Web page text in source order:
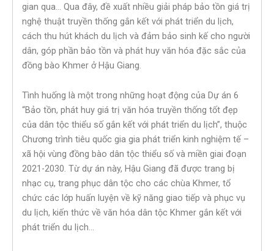
gian qua… Qua đây, đề xuất nhiều giải pháp bảo tồn giá trị
nghệ thuật truyền thống gắn kết với phát triển du lịch,
cách thu hút khách du lịch và đảm bảo sinh kế cho người
dân, góp phần bảo tồn và phát huy văn hóa đặc sắc của
đồng bào Khmer ở ​​Hậu Giang.
Tình huống là một trong những hoạt động của Dự án 6
“Bảo tồn, phát huy giá trị văn hóa truyền thống tốt đẹp
của dân tộc thiểu số gắn kết với phát triển du lịch”, thuộc
Chương trình tiêu quốc gia gia phát triển kinh nghiệm tế –
xã hội vùng đồng bào dân tộc thiểu số và miền giai đoạn
2021-2030. Từ dự án này, Hậu Giang đã được trang bị
nhạc cụ, trang phục dân tộc cho các chùa Khmer, tổ
chức các lớp huấn luyện về kỹ năng giao tiếp và phục vụ
du lịch, kiến ​​thức về văn hóa dân tộc Khmer gắn kết với
phát triển du lịch…